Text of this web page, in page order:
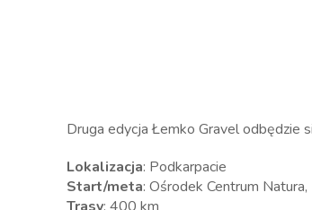
Druga edycja Łemko Gravel odbędzie
Lokalizacja: Podkarpacie
Start/meta: Ośrodek Centrum